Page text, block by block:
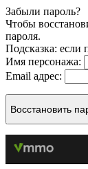
Забыли пароль?
Чтобы
пароля.
Подсказка: если
Имя персонажа:
Email адрес: